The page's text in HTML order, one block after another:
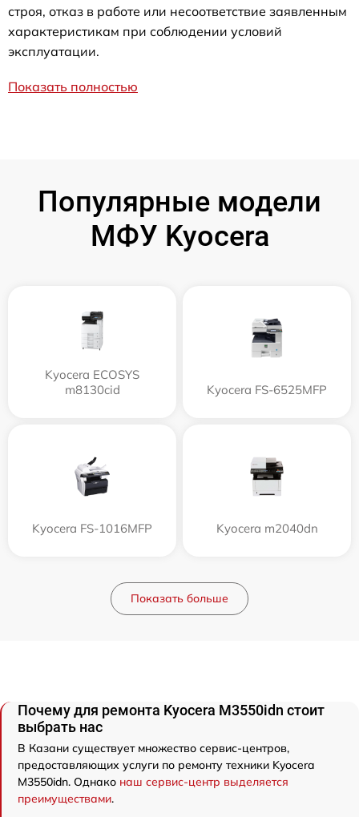
строя, отказ в работе или несоответствие заявленным
характеристикам при соблюдении условий
эксплуатации.
Показать полностью
Популярные модели
МФУ Kyocera
Kyocera ECOSYS
m8130cid
Kyocera FS-6525MFP
Kyocera FS-1016MFP Kyocera m2040dn
Показать больше
Почему для ремонта Kyocera M3550idn стоит
выбрать нас
В Казани существует множество сервис-центров,
предоставляющих услуги по ремонту техники Kyocera
M3550idn. Однако наш сервис-центр выделяется
преимуществами.